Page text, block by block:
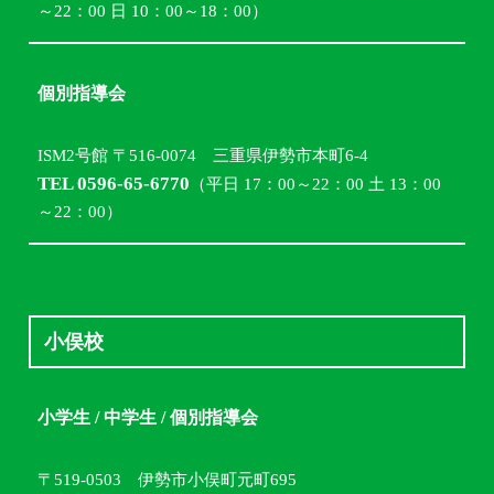
～22：00 日 10：00～18：00）
個別指導会
ISM2号館 〒516-0074 三重県伊勢市本町6-4
TEL 0596-65-6770 （平日 17：00～22：00 土 13：00
～22：00）
小俣校
小学生 / 中学生 / 個別指導会
〒519-0503 伊勢市小俣町元町695